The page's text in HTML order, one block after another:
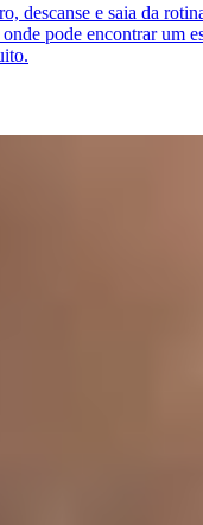
descanse e saia da
pode encontrar um